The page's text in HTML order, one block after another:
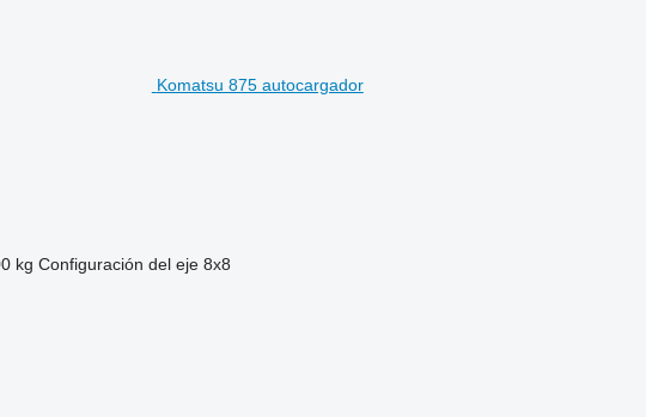
Komatsu 875 autocargador
kg Configuración del eje 8x8